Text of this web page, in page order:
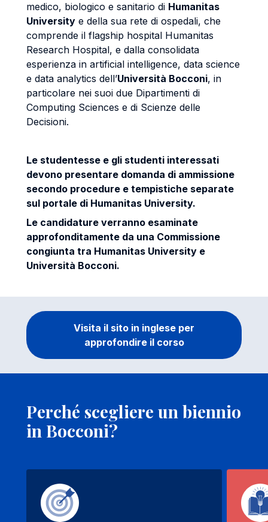
medico, biologico e sanitario di Humanitas
University e della sua rete di ospedali, che
comprende il flagship hospital Humanitas
Research Hospital, e dalla consolidata
esperienza in artificial intelligence, data science
e data analytics dell’Università Bocconi, in
particolare nei suoi due Dipartimenti di
Computing Sciences e di Scienze delle
Decisioni.
Le studentesse e gli studenti interessati
devono presentare domanda di ammissione
secondo procedure e tempistiche separate
sul portale di Humanitas University.
Le candidature verranno esaminate
approfonditamente da una Commissione
congiunta tra Humanitas University e
Università Bocconi.
Visita il sito in inglese per
approfondire il corso
Perché scegliere un biennio
in Bocconi?